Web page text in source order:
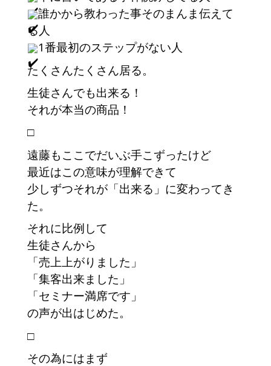
誰かから教わった事そのまんま伝えて
る人
1番最初のステップがない人
たくさんたくさん居る。
生徒さんでも出来る！
それが本当の商品！
□
遠藤もここでだいぶ手こずったけど
最近はこの意味が理解できて
少しずつそれが「出来る」に変わってき
た。
それに比例して
生徒さんから
「売上上がりました」
「集客出来ました」
「セミナー満席です」
の声が出はじめた。
□
その為にはまず